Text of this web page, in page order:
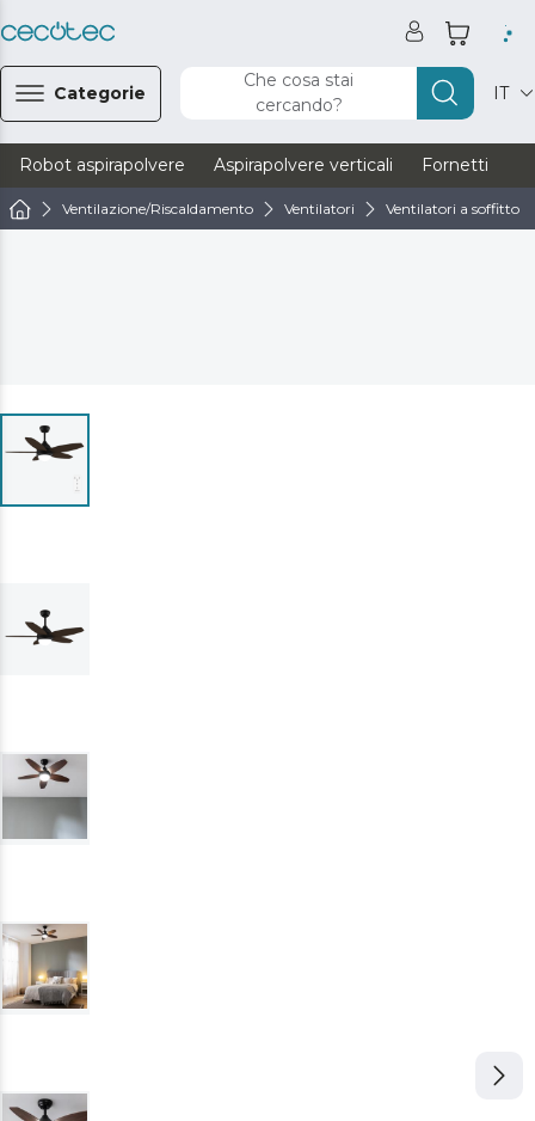
Categorie
Che cosa stai
cercando?
IT
Robot aspirapolvere Aspirapolvere verticali Fornetti
Ventilazione/Riscaldamento Ventilatori Ventilatori a soffitto